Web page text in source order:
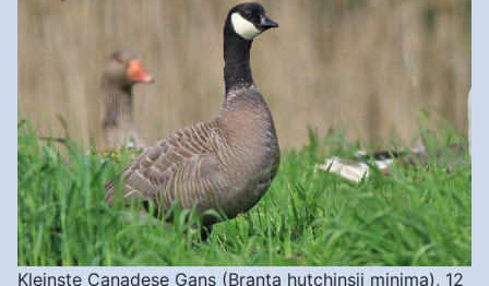
Kleinste Canadese Gans (Branta hutchinsii minima), 12